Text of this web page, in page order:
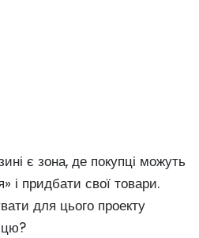
є зона, де покупці можуть
і придбати свої товари.
для цього проекту